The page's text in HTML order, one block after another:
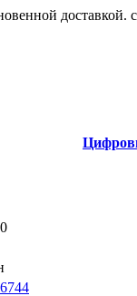
доставкой.